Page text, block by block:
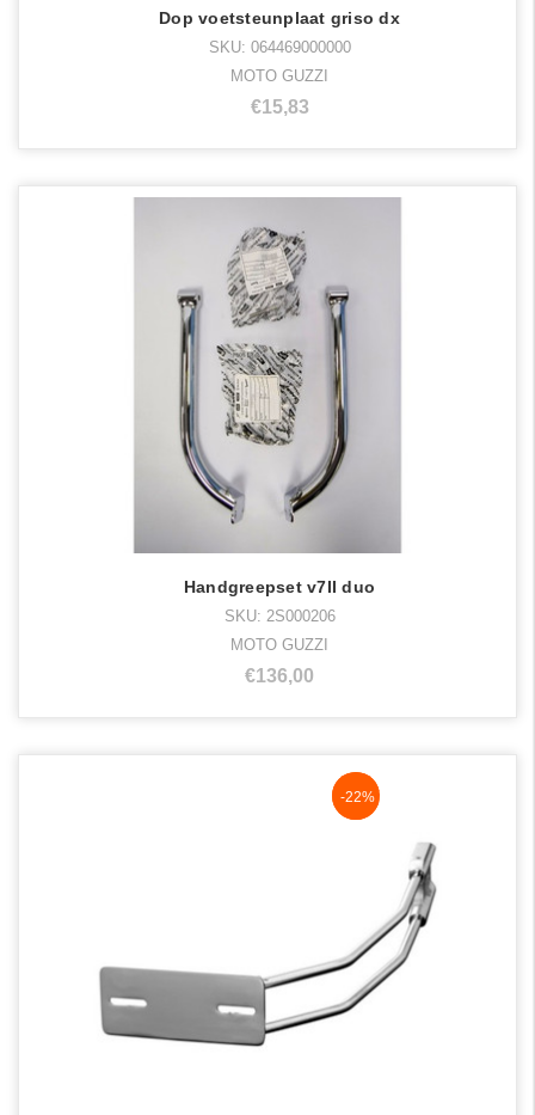
Dop voetsteunplaat griso dx
SKU: 064469000000
MOTO GUZZI
€15,83
Handgreepset v7II duo
SKU: 2S000206
MOTO GUZZI
€136,00
NaN%
-22%